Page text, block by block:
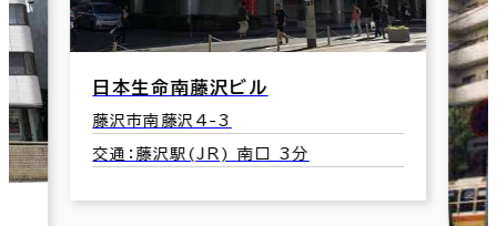
日本生命南藤沢ビル
藤沢市南藤沢4-3
交通：藤沢駅(JR) 南口 3分